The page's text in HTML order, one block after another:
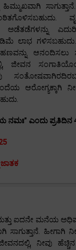
ಅಡೆತಡೆಗಳನ್ನು
ಲಾಭ
ಆನಂದಿಸಲು
ಜೀವನ
ಆರೋಗ್ಯಕ್ಕಾಗಿ
ನಮಃ" ಎಂದು ಪ್ರತಿದಿನ
ಐದನೇ ಮನೆಯ
ಹೀಗಾಗಿ
ನೀವು